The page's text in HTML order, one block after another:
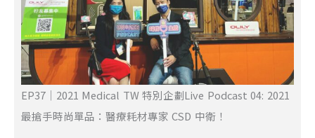
EP37｜2021 Medical TW 特別企劃Live Podcast 04: 2021
最搶手時尚單品：醫療耗材專家 CSD 中衛！